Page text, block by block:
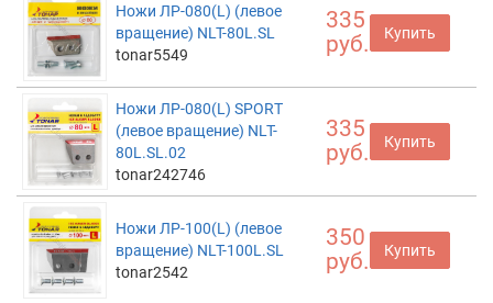
Ножи ЛР-080(L) (левое
вращение) NLT-80L.SL
tonar5549
335
руб.
Купить
Ножи ЛР-080(L) SPORT
(левое вращение) NLT-
80L.SL.02
tonar242746
335
руб.
Купить
Ножи ЛР-100(L) (левое
вращение) NLT-100L.SL
tonar2542
350
руб.
Купить